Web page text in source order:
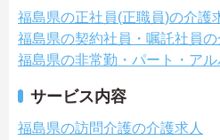
福島県の正社員(正職員)の介護
福島県の契約社員・嘱託社員の
福島県の非常勤・パート・ア
サービス内容
福島県の訪問介護の介護求人